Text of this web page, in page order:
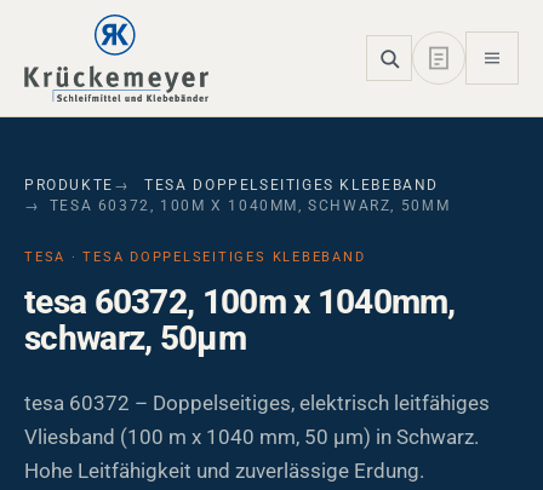
Skip to main navigation
Skip to main content
Skip to page footer
PRODUKTE
TESA DOPPELSEITIGES KLEBEBAND
TESA 60372, 100M X 1040MM, SCHWARZ, 50ΜM
TESA · TESA DOPPELSEITIGES KLEBEBAND
tesa 60372, 100m x 1040mm,
schwarz, 50µm
tesa 60372 – Doppelseitiges, elektrisch leitfähiges
Vliesband (100 m x 1040 mm, 50 µm) in Schwarz.
Hohe Leitfähigkeit und zuverlässige Erdung.